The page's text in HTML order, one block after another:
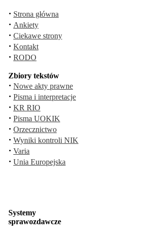
· Strona główna
· Ankiety
· Ciekawe strony
· Kontakt
· RODO
Zbiory tekstów
· Nowe akty prawne
· Pisma i interpretacje
· KR RIO
· Pisma UOKIK
· Orzecznictwo
· Wyniki kontroli NIK
· Varia
· Unia Europejska
Systemy
sprawozdawcze